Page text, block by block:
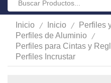
Inicio / Inicio / Perfiles
Perfiles de Aluminio /
Perfiles para Cintas y
Perfiles Incrustar